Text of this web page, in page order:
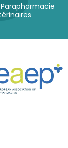
Parapharmacie